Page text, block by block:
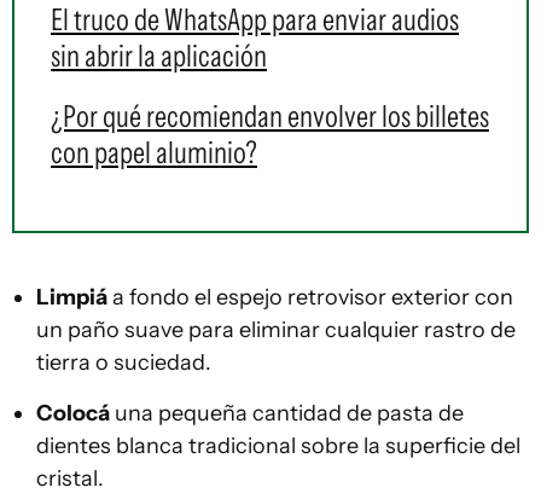
El truco de WhatsApp para enviar audios
sin abrir la aplicación
¿Por qué recomiendan envolver los billetes
con papel aluminio?
Limpiáa fondo el espejo retrovisor exterior con
un paño suave para eliminar cualquier rastro de
tierra o suciedad.
Colocá una pequeña cantidad de pasta de
dientes blanca tradicional sobre la superficie del
cristal.